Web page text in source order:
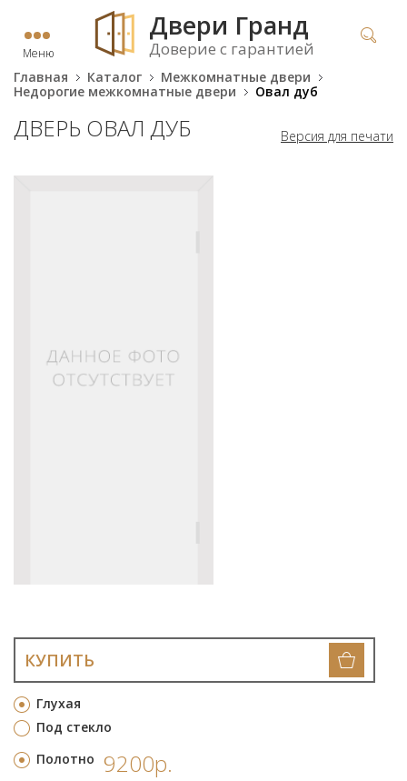
Меню
Двери Гранд
Доверие с гарантией
Главная Каталог
Межкомнатные двери
Недорогие межкомнатные двери
Овал дуб
Версия для печати
ДВЕРЬ ОВАЛ ДУБ
Глухая
Под стекло
КУПИТЬ
Полотно 9200р.